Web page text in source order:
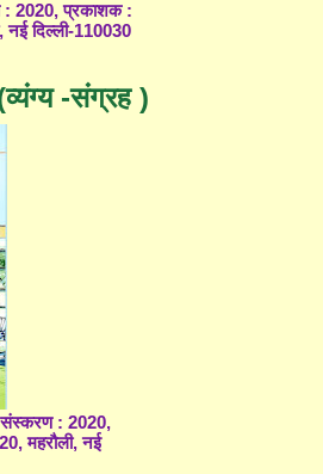
: 2020, प्रकाशक :
दिल्ली-110030
-संग्रह )
संस्करण : 2020,
महरौली, नई